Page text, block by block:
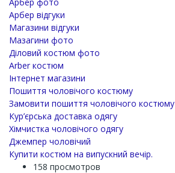
Арбер відгуки
Магазини відгуки
Мазагини фото
Діловий костюм фото
Arber костюм
Інтернет магазини
Пошиття чоловічого костюму
Замовити пошиття чоловічого костюму
Кур’єрська доставка одягу
Хімчистка чоловічого одягу
Джемпер чоловічий
Купити костюм на випускний вечір.
158 просмотров